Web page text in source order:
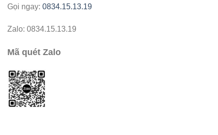
Gọi ngay: 0834.15.13.19
Zalo: 0834.15.13.19
Mã quét Zalo